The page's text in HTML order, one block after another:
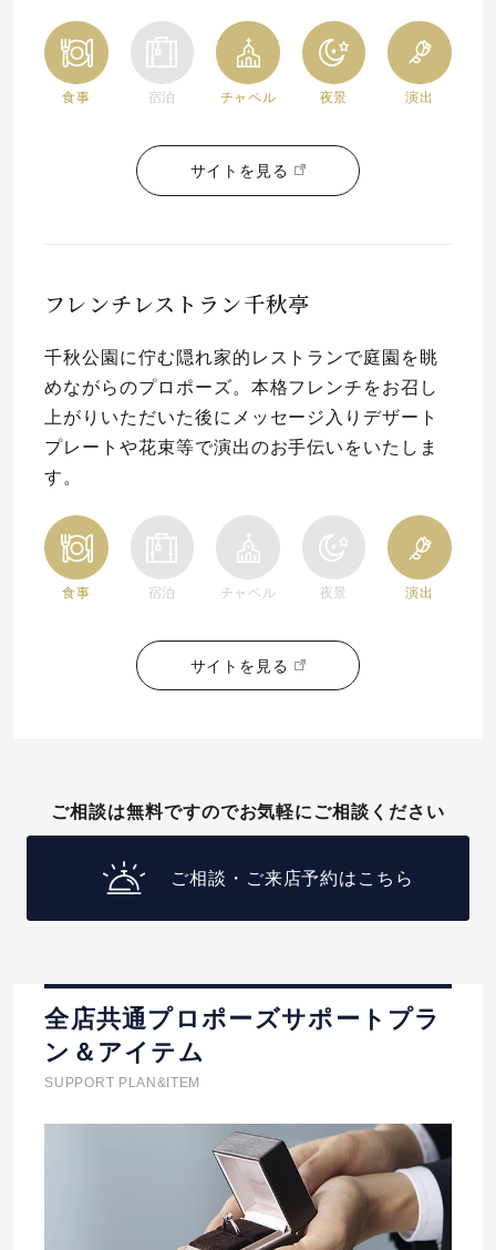
食事 宿泊 チャペル 夜景 演出
サイトを見る
フレンチレストラン千秋亭
千秋公園に佇む隠れ家的レストランで庭園を眺
めながらのプロポーズ。本格フレンチをお召し
上がりいただいた後にメッセージ入りデザート
プレートや花束等で演出のお手伝いをいたしま
す。
食事 宿泊 チャペル 夜景 演出
サイトを見る
ご相談は無料ですのでお気軽にご相談ください
ご相談・ご来店予約はこちら
全店共通プロポーズサポートプラ
ン＆アイテム
SUPPORT PLAN&ITEM